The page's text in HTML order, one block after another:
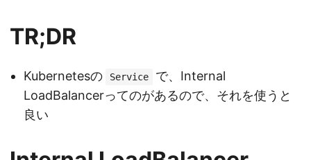
TR;DR
Kubernetesの Service
で、Internal
LoadBalancerってのがあるので、それを使うと
良い